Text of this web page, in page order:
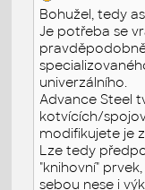
Bohužel, tedy
Je potřeba se
univerzálního.
Advance Steel
kotvících/
modifikujete je
Lze tedy
"knihovní"
sebou nese i